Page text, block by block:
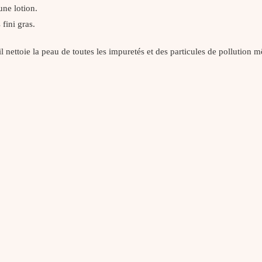
lotion.
fini gras.
la peau de toutes les impuretés et des particules de pollution